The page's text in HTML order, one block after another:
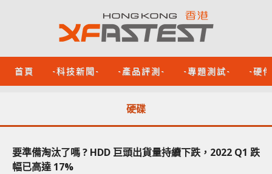
首頁 -科技新聞- -產品評測- -專題測試- -硬
硬碟
要準備淘汰了嗎 ? HDD 巨頭出貨量持續下跌，2022 Q1 跌
幅已高達 17%